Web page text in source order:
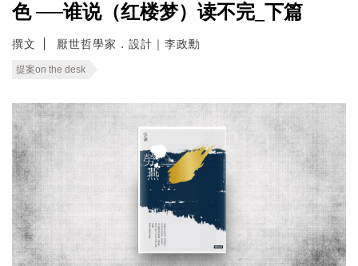
色 ──谁说（红楼梦）读不完_下篇
撰文 厭世哲學家．設計｜李政勳
提案on the desk